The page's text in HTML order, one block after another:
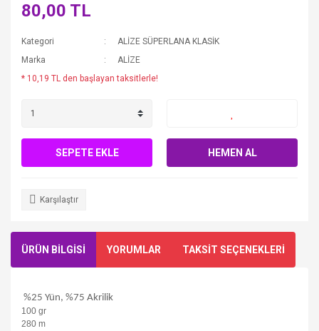
80,00 TL
Kategori
ALİZE SÜPERLANA KLASİK
Marka
ALİZE
* 10,19 TL den başlayan taksitlerle!
SEPETE EKLE HEMEN AL
Karşılaştır
ÜRÜN BİLGİSİ YORUMLAR TAKSİT SEÇENEKLERİ
%25 Yün, %75 Akrilik
100 gr
280 m